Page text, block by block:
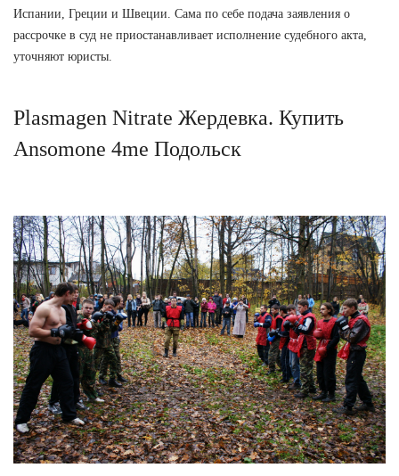
Испании, Греции и Швеции. Сама по себе подача заявления о
рассрочке в суд не приостанавливает исполнение судебного акта,
уточняют юристы.
Plasmagen Nitrate Жердевка. Купить
Ansomone 4me Подольск